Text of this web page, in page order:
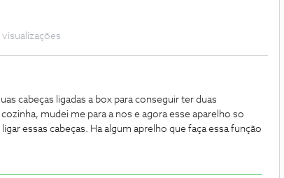
visualizações
cabeças ligadas a box para conseguir ter duas
mudei me para a nos e agora esse aparelho so
essas cabeças. Ha algum aprelho que faça essa função